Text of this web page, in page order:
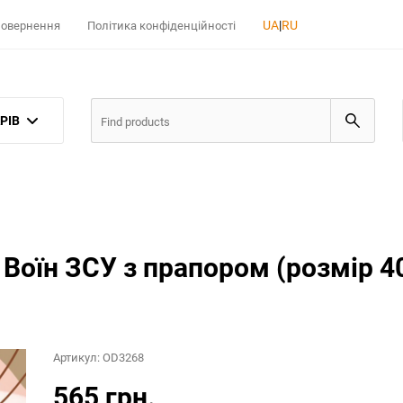
Політика конфіденційності UA|RU
ЗСУ з прапором (розмір
Артикул:OD3268